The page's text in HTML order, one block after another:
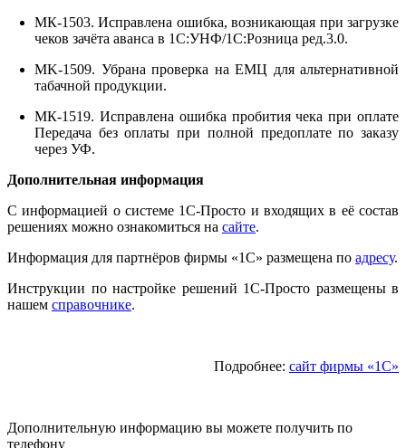
МК-1503. Исправлена ошибка, возникающая при загрузке
чеков зачёта аванса в 1С:УНФ/1С:Розница ред.3.0.
MK-1509. Убрана проверка на ЕМЦ для альтернативной
табачной продукции.
МК-1519. Исправлена ошибка пробития чека при оплате
Передача без оплаты при полной предоплате по заказу
через УФ.
Дополнительная информация
С информацией о системе 1С-Просто и входящих в её состав
решениях можно ознакомиться на сайте.
Информация для партнёров фирмы «1С» размещена по адресу.
Инструкции по настройке решений 1С-Просто размещены в
нашем справочнике.
Подробнее: сайт фирмы «1С»
Дополнительную информацию вы можете получить по
телефону